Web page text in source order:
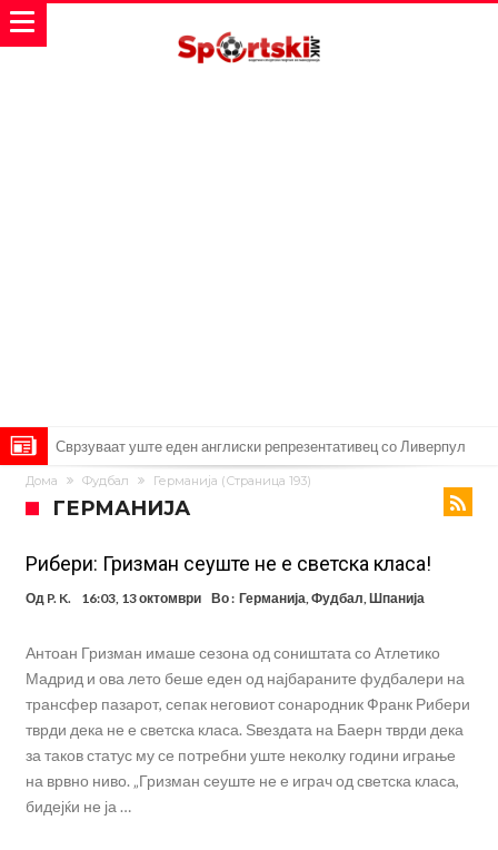
Сврзуваат уште еден англиски репрезентативец со Ливерпул
Замена за Влаховиќ: Напаѓачот на Манчестер доаѓа во Јувентус!
УЕФА повторно се заканува со бојкот на турнирите на ФИФА
поради Инфантино
Мурињо бесен поради одлуката на Реал: Протекоа детали од
разговорот што го потресе Мадрид!
Трансфер бомба во најва – Ливерпул сака да се засили од Реал
Премиер лигата, а причината е едноставна”
Родри ги отвори вратите за трансфер во Барселона, Реал Мадрид
е информиран
Крај на сагата: Винисиус останува во Реал Мадрид до 2032
Директор на ФИА за драмата во Формула 1: Не можеме да одиме
толку далеку!
Колку бара ПСЖ и кој е „плафонот“ на Ливерпул за трансферот
Дома Фудбал Германија (Страница 193)
ГЕРМАНИЈА
Рибери: Гризман сеуште не е светска класа!
Од P. K. 16:03, 13 октомври Во : Германија Фудбал Шпанија
Антоан Гризман имаше сезона од соништата со Атлетико
Мадрид и ова лето беше еден од најбараните фудбалери на
трансфер пазарот, сепак неговиот сонародник Франк Рибери
тврди дека не е светска класа. Ѕвездата на Баерн тврди дека
за таков статус му се потребни уште неколку години играње
на врвно ниво. „Гризман сеуште не е играч од светска класа,
бидејќи не ја …